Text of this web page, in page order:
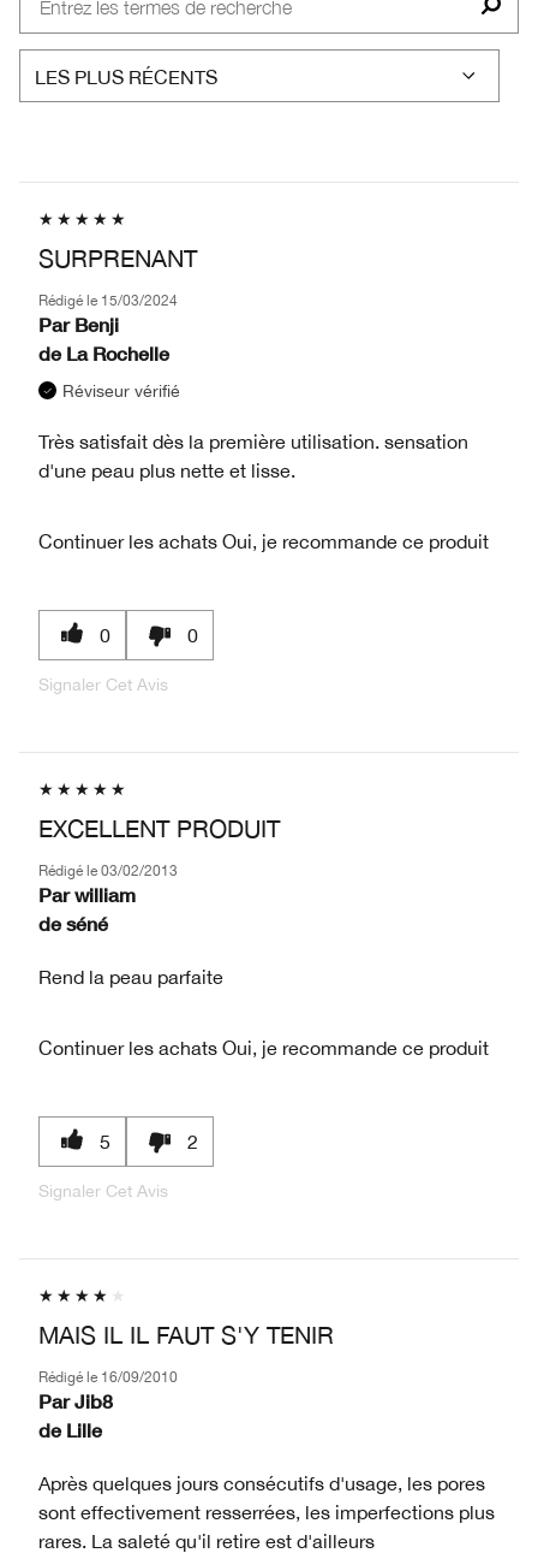
SURPRENANT
Rédigé le 15/03/2024
Par Benji
de La Rochelle
Réviseur vérifié
Très satisfait dès la première utilisation. sensation
d'une peau plus nette et lisse.
Continuer les achats Oui, je recommande ce produit
0 0
Signaler Cet Avis
EXCELLENT PRODUIT
Rédigé le 03/02/2013
Par william
de séné
Rend la peau parfaite
Continuer les achats Oui, je recommande ce produit
5 2
Signaler Cet Avis
MAIS IL IL FAUT S'Y TENIR
Rédigé le 16/09/2010
Par Jib8
de Lille
Après quelques jours consécutifs d'usage, les pores
sont effectivement resserrées, les imperfections plus
rares. La saleté qu'il retire est d'ailleurs